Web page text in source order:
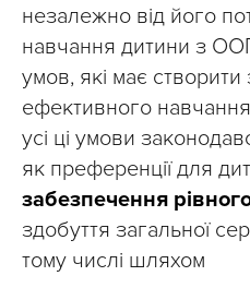
незалежно від його
навчання дитини з
умов, які має створити
ефективного
усі ці умови
як преференції для
забезпечення
здобуття загальної
тому числі шляхом